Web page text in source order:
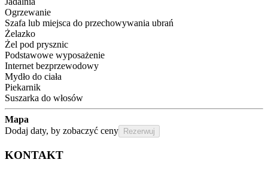
Ogrzewanie
Szafa lub miejsca do przechowywania ubrań
Żelazko
Żel pod prysznic
Podstawowe wyposażenie
Internet bezprzewodowy
Mydło do ciała
Piekarnik
Suszarka do włosów
Mapa
Dodaj daty, by zobaczyć ceny
Rezerwuj
KONTAKT